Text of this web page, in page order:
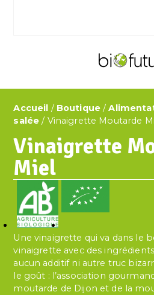
Accueil / Boutique /
salée / Vinaigrette Moutarde
Vinaigrette
Miel
Une vinaigrette qui va dans le
vinaigrette avec des
aucun additif ni autre truc
le goût : l’association
moutarde de Dijon et de la